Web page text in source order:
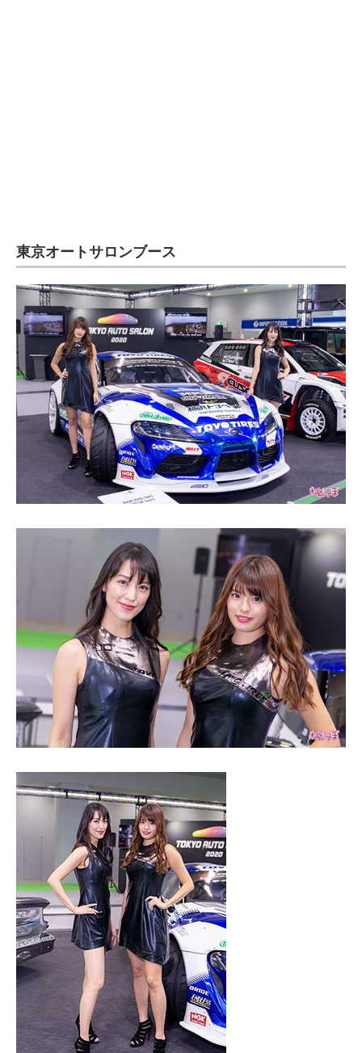
東京オートサロンブース